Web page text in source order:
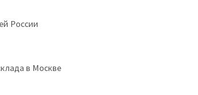
России
в Москве